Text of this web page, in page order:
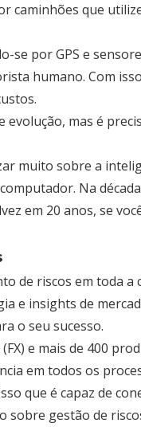
caminhões que
por GPS e
humano. Com
evolução, mas é
muito sobre a
Na
em 20 anos, se
de riscos em toda a
e insights de
o seu sucesso.
e mais de 400
em todos os
que é capaz de
sobre gestão de